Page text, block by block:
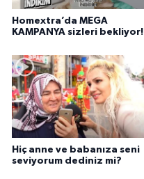
Homextra’da MEGA
KAMPANYA sizleri bekliyor!
Hiç anne ve babanıza seni
seviyorum dediniz mi?